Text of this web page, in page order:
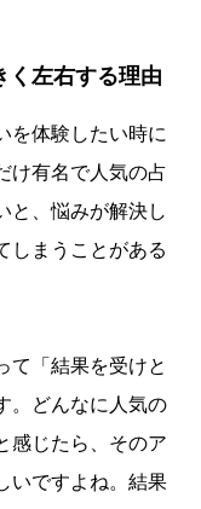
く左右する理由
を体験したい時に
け有名で人気の占
と、悩みが解決し
しまうことがある
て「結果を受けと
。どんなに人気の
感じたら、そのア
いですよね。結果